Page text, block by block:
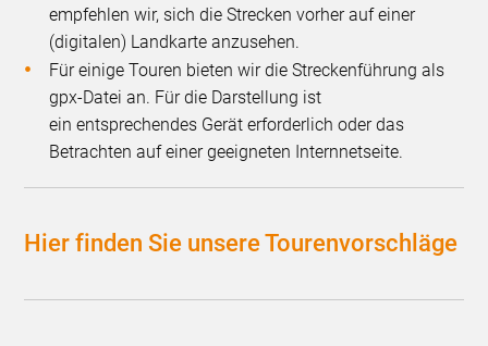
empfehlen wir, sich die Strecken vorher auf einer
(digitalen) Landkarte anzusehen.
Für einige Touren bieten wir die Streckenführung als
gpx-Datei an. Für die Darstellung ist
ein entsprechendes Gerät erforderlich oder das
Betrachten auf einer geeigneten Internnetseite.
Hier finden Sie unsere Tourenvorschläge